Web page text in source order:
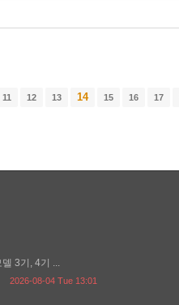
11 12 13 14 15 16 17
3기, 4기 ...
2026-08-04 Tue 13:01